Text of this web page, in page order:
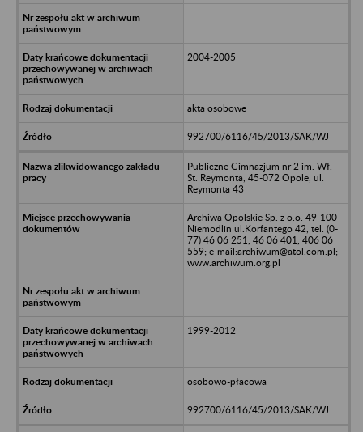
2004-2005
akta osobowe
992700/6116/45/2013/SAK/WJ
Publiczne Gimnazjum nr 2 im. Wł.
St. Reymonta, 45-072 Opole, ul.
Reymonta 43
Archiwa Opolskie Sp. z o.o. 49-100
Niemodlin ul.Korfantego 42, tel. (0-
77) 46 06 251, 46 06 401, 406 06
559; e-mail:archiwum@atol.com.pl;
www.archiwum.org.pl
1999-2012
osobowo-płacowa
992700/6116/45/2013/SAK/WJ